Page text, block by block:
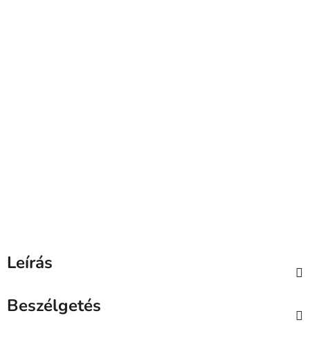
Leírás
Beszélgetés